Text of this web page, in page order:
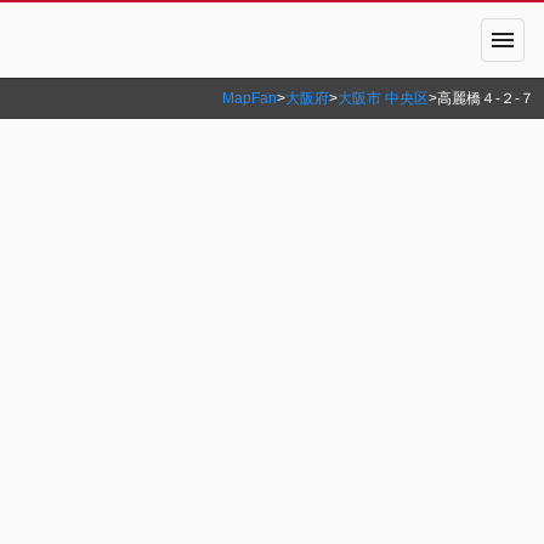
menu
MapFan>大阪府>大阪市 中央区>高麗橋４‐２‐７